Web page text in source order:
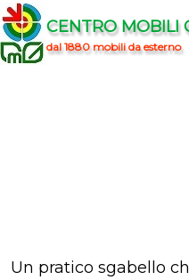
CENTRO MOBILI
dal 1880 mobili da esterno
Un pratico sgabello